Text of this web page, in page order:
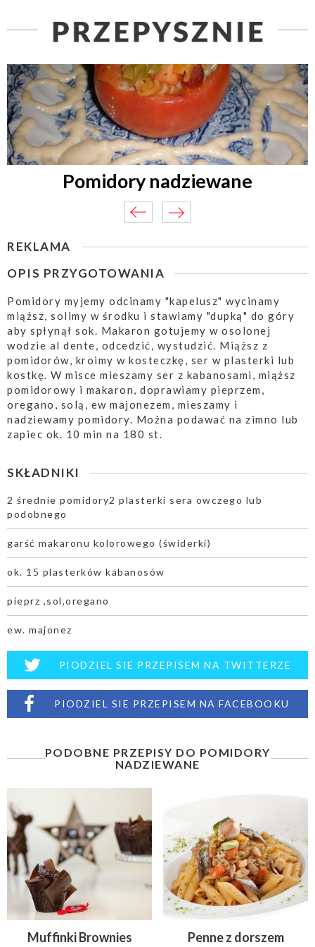
Pomidory nadziewane
REKLAMA
OPIS PRZYGOTOWANIA
Pomidory myjemy odcinamy "kapelusz" wycinamy
miąższ, solimy w środku i stawiamy "dupką" do góry
aby spłynął sok. Makaron gotujemy w osolonej
wodzie al dente, odcedzić, wystudzić. Miąższ z
pomidorów, kroimy w kosteczkę, ser w plasterki lub
kostkę. W misce mieszamy ser z kabanosami, miąższ
pomidorowy i makaron, doprawiamy pieprzem,
oregano, solą, ew majonezem, mieszamy i
nadziewamy pomidory. Można podawać na zimno lub
zapiec ok. 10 min na 180 st.
SKŁADNIKI
2 średnie pomidory2 plasterki sera owczego lub
podobnego
garść makaronu kolorowego (świderki)
ok. 15 plasterków kabanosów
pieprz ,sol,oregano
ew. majonez
PIODZIEL SIE PRZEPISEM NA TWITTERZE
PIODZIEL SIE PRZEPISEM NA FACEBOOKU
PODOBNE PRZEPISY DO POMIDORY
NADZIEWANE
Muffinki Brownies Penne z dorszem